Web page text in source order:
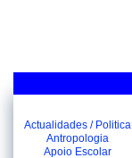
Actualidades / Politica
Antropologia
Apoio Escolar